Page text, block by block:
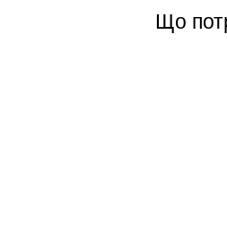
Що